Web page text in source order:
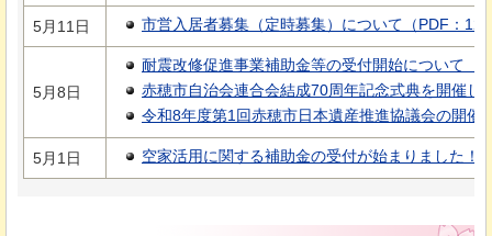
5月11日 市営入居者募集（定時募集）について（PDF：
5月8日
耐震改修促進事業補助金等の受付開始について（
赤穂市自治会連合会結成70周年記念式典を開催し
令和8年度第1回赤穂市日本遺産推進協議会の開催
5月1日 空家活用に関する補助金の受付が始まりました！